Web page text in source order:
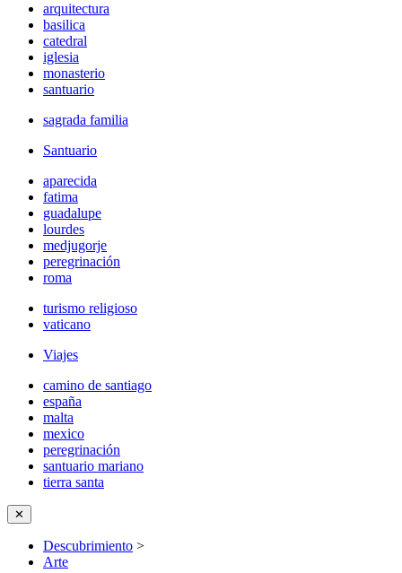
arquitectura
basilica
catedral
iglesia
monasterio
santuario
sagrada familia
Santuario
aparecida
fatima
guadalupe
lourdes
medjugorje
peregrinación
roma
turismo religioso
vaticano
Viajes
camino de santiago
españa
malta
mexico
peregrinación
santuario mariano
tierra santa
✕
Descubrimiento >
Arte